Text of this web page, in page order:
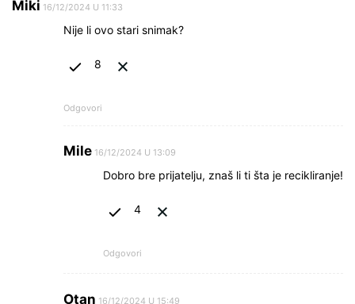
Miki 16/12/2024 U 11:33
Nije li ovo stari snimak?
8
Odgovori
Mile 16/12/2024 U 13:09
Dobro bre prijatelju, znaš li ti šta je recikliranje!
4
Odgovori
Otan 16/12/2024 U 15:49